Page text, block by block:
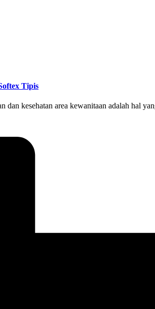
Tipis
kesehatan area kewanitaan adalah hal